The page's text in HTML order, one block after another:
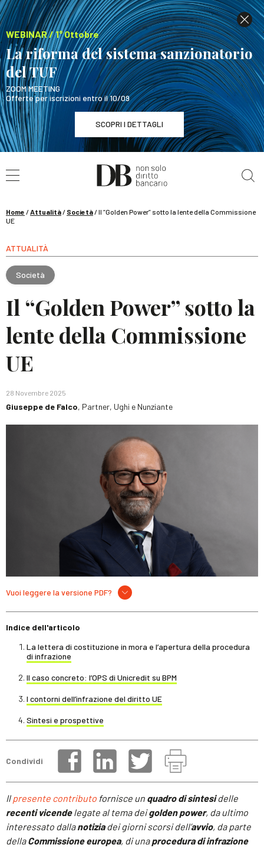
WEBINAR / 1° Ottobre
La riforma del sistema sanzionatorio
del TUF
ZOOM MEETING
Offerte per iscrizioni entro il 10/09
SCOPRI I DETTAGLI
WEBINAR / 1° Ottobre
La riforma del sistema sanzionatorio del TUF
Home /Attualità/ Società/Il “Golden Power” sotto la lente della Commissione
UE
ATTUALITÀ
Società
Il “Golden Power” sotto la
lente della Commissione
UE
28 Novembre 2025
Giuseppe de Falco, Partner, Ughi e Nunziante
Vuoi leggere la versione PDF?
Indice dell'articolo
La lettera di costituzione in mora e l’apertura della procedura
di infrazione
Il caso concreto: l’OPS di Unicredit su BPM
I contorni dell’infrazione del diritto UE
Sintesi e prospettive
Condividi
Ilpresente contributo fornisce un quadro di sintesidelle
recenti vicendelegate al tema deigolden power, da ultimo
interessato dallanotiziadei giorni scorsi dell’avvio, da parte
dellaCommissione europea, di unaprocedura di infrazione